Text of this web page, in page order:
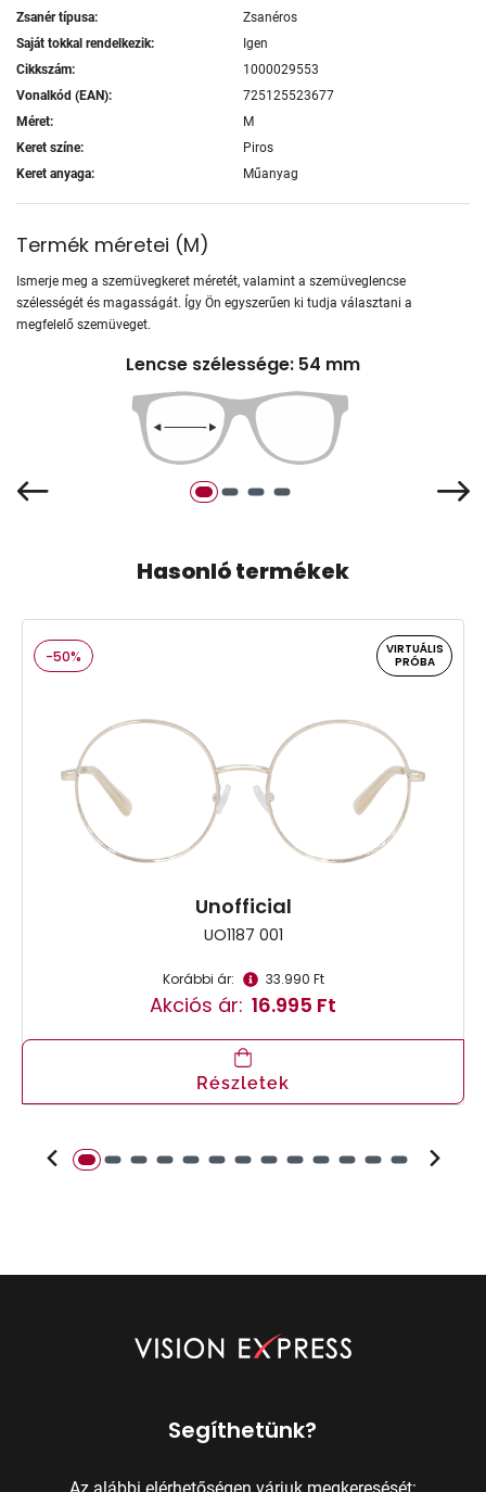
Zsanér típusa:
Zsanéros
Saját tokkal rendelkezik:
Igen
Cikkszám:
1000029553
Vonalkód (EAN):
725125523677
Méret:
M
Keret színe:
Piros
Keret anyaga:
Műanyag
Termék méretei (M)
Ismerje meg a szemüvegkeret méretét, valamint a szemüveglencse
szélességét és magasságát. Így Ön egyszerűen ki tudja választani a
megfelelő szemüveget.
Lencse szélessége: 54 mm
Hasonló termékek
-50%
VIRTUÁLIS
PRÓBA
Unofficial
UO1187 001
Korábbi ár: 33.990 Ft
Akciós ár: 16.995 Ft
Részletek
Segíthetünk?